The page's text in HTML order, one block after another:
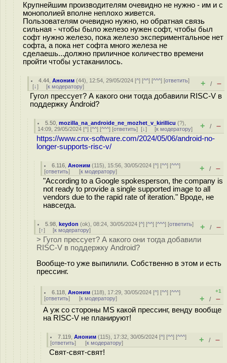
Крупнейшим производителям очевидно не нужно - им и с
монополией вполне неплохо живется.
Пользователям очевидно нужно, но обратная связь
сильная - чтобы было железо нужен софт, чтобы был
софт нужно железо, пока железо экспериментальное нет
софта, а пока нет софта много железа не
сделаешь...должно приличное количество времени
пройти чтобы устаканилось.
4.44 ,Аноним (44), 12:54, 29/05/2024 [^] [^^] [^^^] [ответить]
[↓] [к модератору] + / –
Гугол прессует? А какого они тогда добавили RISC-V в
поддержку Android?
5.50 ,mozilla_na_androide_ne_mozhet_v_kirillicu (?),
14:09, 29/05/2024 [^] [^^] [^^^] [ответить] [↓] [к модератору] + / –
https://www.cnx-software.com/2024/05/06/android-no-
longer-supports-risc-v/
6.116 ,Аноним (115), 15:56, 30/05/2024 [^] [^^] [^^^]
[ответить] [к модератору] + / –
"According to a Google spokesperson, the company is
not ready to provide a single supported image to all
vendors due to the rapid rate of iteration." Вроде, не
навсегда.
5.98 ,keydon (ok), 08:24, 30/05/2024 [^] [^^] [^^^] [ответить]
[↑] [к модератору] + / –
> Гугол прессует? А какого они тогда добавили
RISC-V в поддержку Android?
Вообще-то уже выпилили. Собственно в этом и есть
прессинг.
6.118 ,Аноним (118), 17:29, 30/05/2024 [^] [^^] [^^^]
[ответить] [к модератору]
+1
+ / –
А уж со стороны MS какой прессинг, венду вообще
на RISC-V не планируют!
7.119 ,Аноним (115), 17:32, 30/05/2024 [^] [^^] [^^^]
[ответить] [к модератору] + / –
Свят-свят-свят!